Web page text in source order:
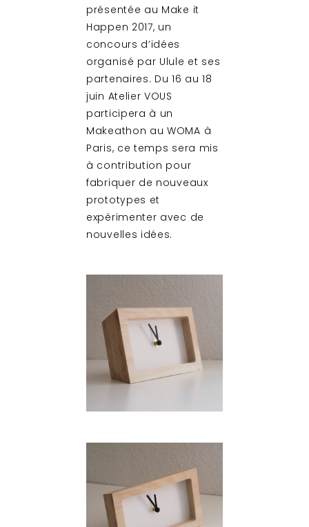
présentée au Make it
Happen 2017, un
concours d’idées
organisé par Ulule et ses
partenaires. Du 16 au 18
juin Atelier VOUS
participera à un
Makeathon au WOMA à
Paris, ce temps sera mis
à contribution pour
fabriquer de nouveaux
prototypes et
expérimenter avec de
nouvelles idées.